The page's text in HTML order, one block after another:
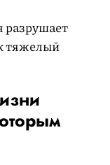
разрушает
тяжелый